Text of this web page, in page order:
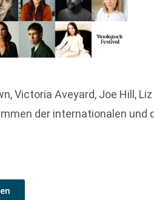
Victoria Aveyard, Joe Hill,
der internationalen und